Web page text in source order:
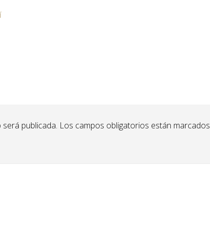
publicada. Los campos obligatorios están marcados